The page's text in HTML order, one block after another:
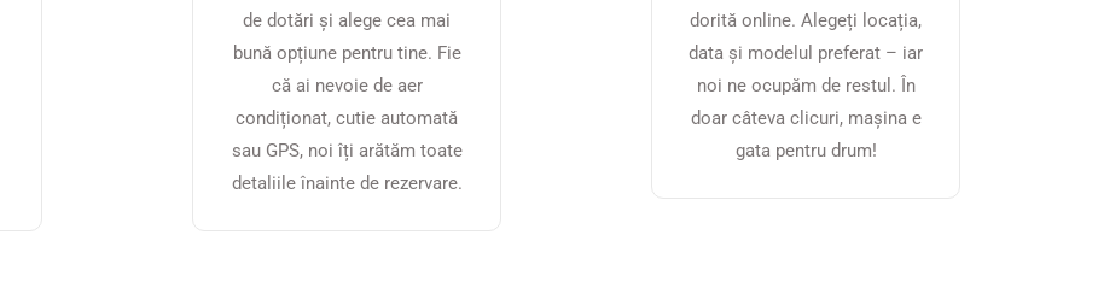
de dotări și alege cea mai
bună opțiune pentru tine. Fie
că ai nevoie de aer
condiționat, cutie automată
sau GPS, noi îți arătăm toate
detaliile înainte de rezervare.
dorită online. Alegeți locația,
data și modelul preferat – iar
noi ne ocupăm de restul. În
doar câteva clicuri, mașina e
gata pentru drum!